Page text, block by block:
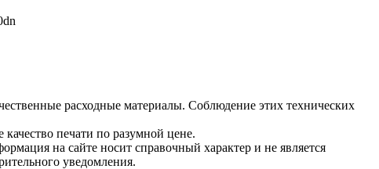
расходные материалы. Соблюдение этих технических
печати по разумной цене.
на сайте носит справочный характер и не является
уведомления.